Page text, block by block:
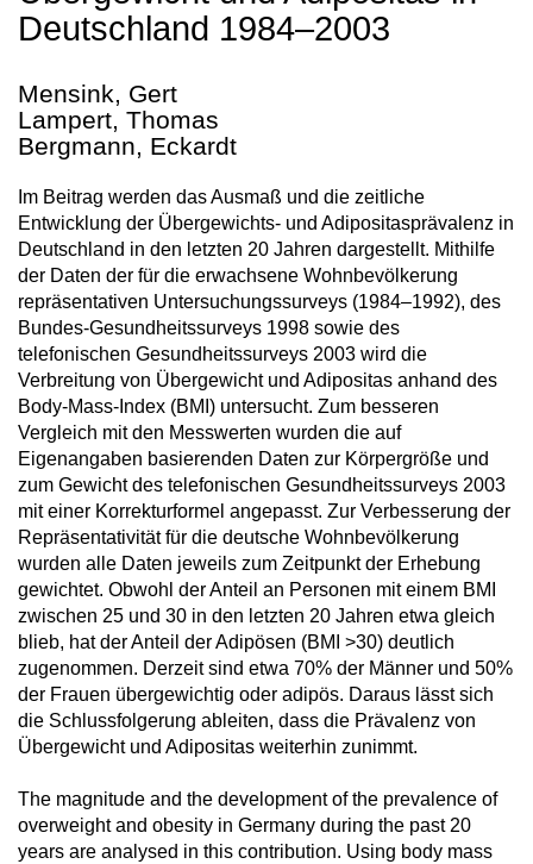
Deutschland 1984–2003
Mensink, Gert
Lampert, Thomas
Bergmann, Eckardt
Im Beitrag werden das Ausmaß und die zeitliche
Entwicklung der Übergewichts- und Adipositasprävalenz in
Deutschland in den letzten 20 Jahren dargestellt. Mithilfe
der Daten der für die erwachsene Wohnbevölkerung
repräsentativen Untersuchungssurveys (1984–1992), des
Bundes-Gesundheitssurveys 1998 sowie des
telefonischen Gesundheitssurveys 2003 wird die
Verbreitung von Übergewicht und Adipositas anhand des
Body-Mass-Index (BMI) untersucht. Zum besseren
Vergleich mit den Messwerten wurden die auf
Eigenangaben basierenden Daten zur Körpergröße und
zum Gewicht des telefonischen Gesundheitssurveys 2003
mit einer Korrekturformel angepasst. Zur Verbesserung der
Repräsentativität für die deutsche Wohnbevölkerung
wurden alle Daten jeweils zum Zeitpunkt der Erhebung
gewichtet. Obwohl der Anteil an Personen mit einem BMI
zwischen 25 und 30 in den letzten 20 Jahren etwa gleich
blieb, hat der Anteil der Adipösen (BMI >30) deutlich
zugenommen. Derzeit sind etwa 70% der Männer und 50%
der Frauen übergewichtig oder adipös. Daraus lässt sich
die Schlussfolgerung ableiten, dass die Prävalenz von
Übergewicht und Adipositas weiterhin zunimmt.
The magnitude and the development of the prevalence of
overweight and obesity in Germany during the past 20
years are analysed in this contribution. Using body mass